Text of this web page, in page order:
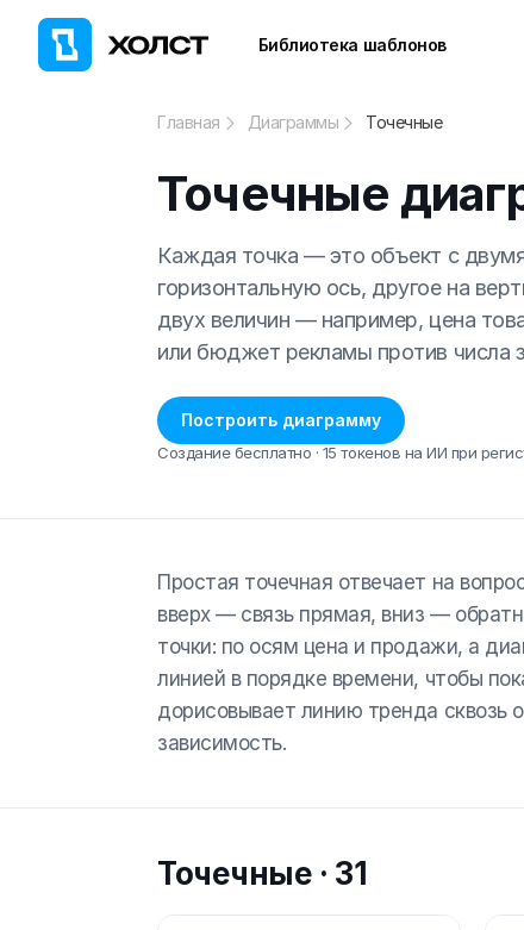
Библиотека шаблонов
Главная Диаграммы Точечные
Точечные
Каждая точка — это объект с
горизонтальную ось, другое на
двух величин — например, цена
или бюджет рекламы против числа
Построить диаграмму
Создание бесплатно · 15 токенов на ИИ при
Простая точечная отвечает на
вверх — связь прямая, вниз —
точки: по осям цена и продажи, а
линией в порядке времени, чтобы
дорисовывает линию тренда сквозь
зависимость.
Точечные· 31